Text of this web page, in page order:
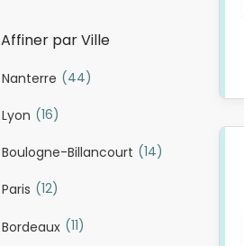
Affiner par Ville
Nanterre (44)
Lyon (16)
Boulogne-Billancourt (14)
Paris (12)
Bordeaux (11)